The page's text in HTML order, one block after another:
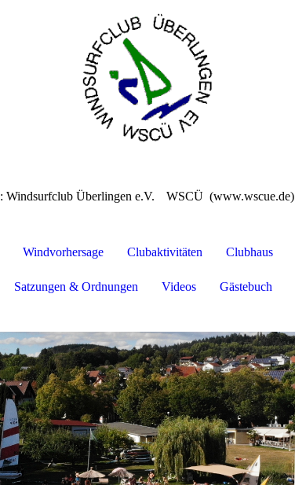
: Windsurfclub Überlingen e.V. WSCÜ (www.wscue.de)
Windvorhersage Clubaktivitäten Clubhaus
Satzungen & Ordnungen Videos Gästebuch